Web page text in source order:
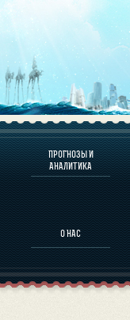
ПРОГНОЗЫ И
АНАЛИТИКА
О НАС
ЛИЧНОСТЕЙ